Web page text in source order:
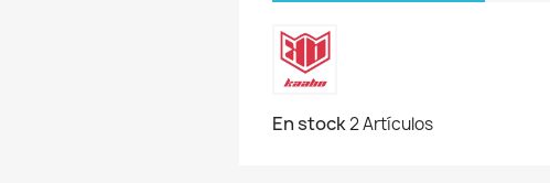
En stock2 Artículos